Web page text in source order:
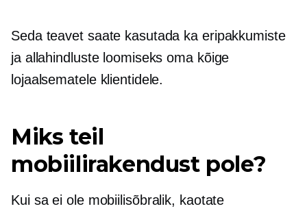
Seda teavet saate kasutada ka eripakkumiste
ja allahindluste loomiseks oma kõige
lojaalsematele klientidele.
Miks teil
mobiilirakendust pole?
Kui sa ei ole mobiilisõbralik, kaotate